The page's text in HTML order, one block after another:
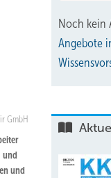
GmbH
und
und
Noch kein
Angebote